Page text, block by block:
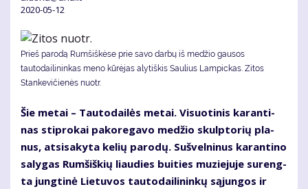
2020-05-12
Prieš parodą Rumšiškėse prie savo darbų iš medžio gausos
tautodailininkas meno kūrėjas alytiškis Saulius Lampickas. Zitos
Stankevičienės nuotr.
Šie me­tai – Tau­to­dai­lės me­tai. Vi­suo­ti­nis ka­ran­ti­
nas stip­ro­kai pa­ko­re­ga­vo me­džio skulp­to­rių pla­
nus, at­si­sa­ky­ta ke­lių pa­ro­dų. Su­švel­ni­nus ka­ran­ti­no
sa­ly­gas Rum­šiš­kių liau­dies bui­ties mu­zie­ju­je su­reng­
ta jung­ti­nė Lie­tu­vos tau­to­dai­li­nin­kų są­jun­gos ir